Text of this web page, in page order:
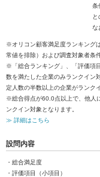
条
と
な
※オリコン顧客満足度ランキング
常値を排除）および調査対象者条
※「総合ランキング」、「評価項
数を満たした企業のみランクイン
定人数の半数以上の企業がランク
※総合得点が60.0点以上で、他人
ンクイン対象となります。
≫ 詳細はこちら
設問内容
・総合満足度
・評価項目（小項目）